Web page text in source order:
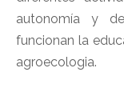
autonomía y
funcionan la
agroecologia.